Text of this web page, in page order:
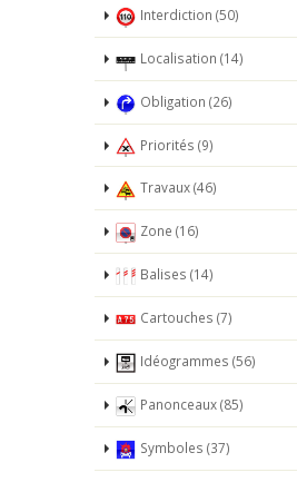
Interdiction (50)
Localisation (14)
Obligation (26)
Priorités (9)
Travaux (46)
Zone (16)
Balises (14)
Cartouches (7)
Idéogrammes (56)
Panonceaux (85)
Symboles (37)